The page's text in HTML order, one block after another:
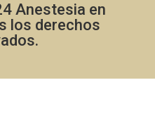
Anestesia en
los derechos